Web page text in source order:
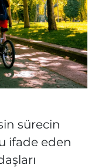
sürecin
ifade eden